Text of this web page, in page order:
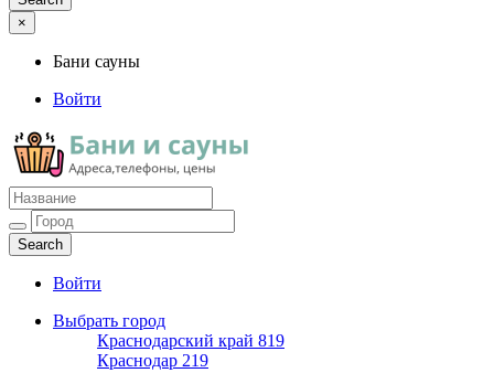
×
Бани сауны
Войти
Бани сауны
Адреса и телефоны
Войти
Выбрать город
Краснодарский край 819
Краснодар 219